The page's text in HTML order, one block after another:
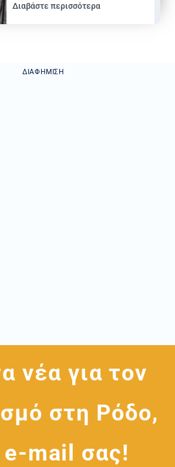
Διαβάστε περισσότερα
ΔΙΑΦΉΜΙΣΗ
νέα για τον
στη Ρόδο,
e-mail σας!